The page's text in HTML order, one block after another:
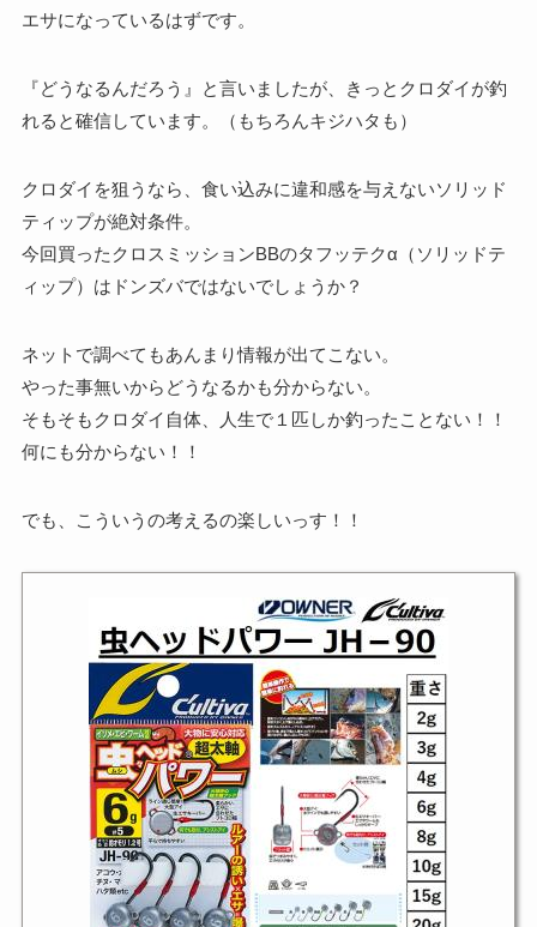
エサになっているはずです。
『どうなるんだろう』と言いましたが、きっとクロダイが釣
れると確信しています。（もちろんキジハタも）
クロダイを狙うなら、食い込みに違和感を与えないソリッド
ティップが絶対条件。
今回買ったクロスミッションBBのタフッテクα（ソリッドテ
ィップ）はドンズバではないでしょうか？
ネットで調べてもあんまり情報が出てこない。
やった事無いからどうなるかも分からない。
そもそもクロダイ自体、人生で１匹しか釣ったことない！！
何にも分からない！！
でも、こういうの考えるの楽しいっす！！